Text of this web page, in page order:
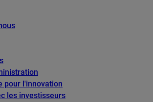
pour l'innovation
les investisseurs